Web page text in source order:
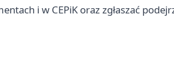
i w CEPiK oraz zgłaszać